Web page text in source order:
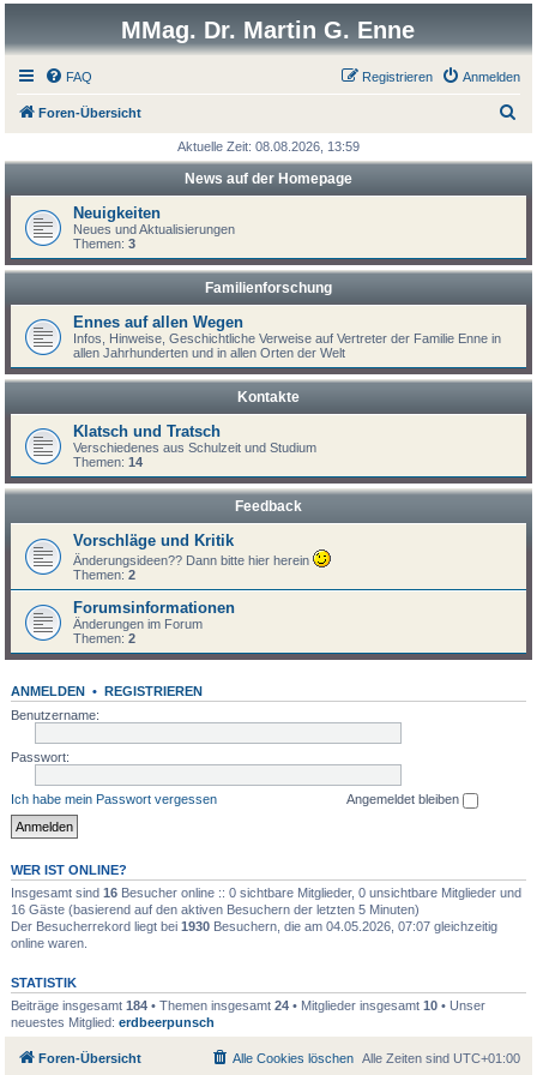
MMag. Dr. Martin G. Enne
FAQ Anmelden
Registrieren
Foren-Übersicht
c
h
Aktuelle Zeit: 08.08.2026, 13:59
News auf der Homepage
Neuigkeiten
Neues und Aktualisierungen
Themen:3
Familienforschung
Ennes auf allen Wegen
Infos, Hinweise, Geschichtliche Verweise auf Vertreter der Familie Enne in
allen Jahrhunderten und in allen Orten der Welt
Kontakte
Klatsch und Tratsch
Verschiedenes aus Schulzeit und Studium
Themen:14
Feedback
Vorschläge und Kritik
Änderungsideen?? Dann bitte hier herein
Themen:2
Forumsinformationen
Änderungen im Forum
Themen:2
ANMELDEN •REGISTRIEREN
Benutzername:
Passwort:
Ich habe mein Passwort vergessen Angemeldet bleiben
WER IST ONLINE?
Insgesamt sind16 Besucher online :: 0 sichtbare Mitglieder, 0 unsichtbare Mitglieder und
16 Gäste (basierend auf den aktiven Besuchern der letzten 5 Minuten)
Der Besucherrekord liegt bei1930 Besuchern, die am 04.05.2026, 07:07 gleichzeitig
online waren.
STATISTIK
Beiträge insgesamt184 • Themen insgesamt24 • Mitglieder insgesamt10 • Unser
neuestes Mitglied:erdbeerpunsch
Foren-Übersicht Alle Zeiten sind UTC+01:00
Alle Cookies löschen